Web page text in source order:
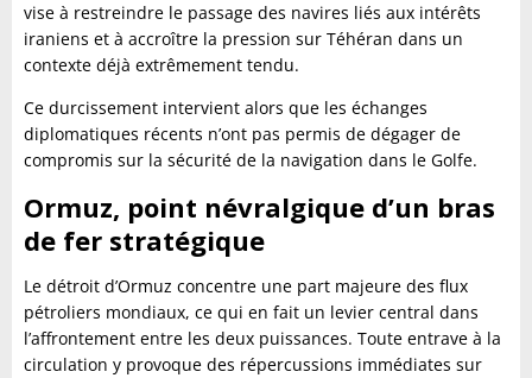
vise à restreindre le passage des navires liés aux intérêts
iraniens et à accroître la pression sur Téhéran dans un
contexte déjà extrêmement tendu.
Ce durcissement intervient alors que les échanges
diplomatiques récents n’ont pas permis de dégager de
compromis sur la sécurité de la navigation dans le Golfe.
Ormuz, point névralgique d’un bras
de fer stratégique
Le détroit d’Ormuz concentre une part majeure des flux
pétroliers mondiaux, ce qui en fait un levier central dans
l’affrontement entre les deux puissances. Toute entrave à la
circulation y provoque des répercussions immédiates sur